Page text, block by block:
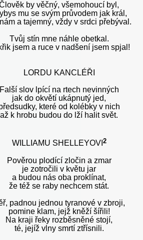
by věčný, všemohoucí byl,
mu se svým průvodem jak král,
a tajemný, vždy v srdci přebýval.
Tvůj stín mne náhle obetkal.
jsem a ruce v nadšení jsem spjal!
LORDU KANCLÉŘI
Falší slov lpící na rtech nevinných
jak do okvětí ukápnutý jed,
které od kolébky v nich
až k hrobu budou do lží halit svět.
WILLIAMU SHELLEYOVI 2
Pověrou plodící zločin a zmar
je zotročili v květu jar
a budou nás oba proklínat,
že též se raby nechcem stát.
padnou jednou tyranové v zbroji,
pomine klam, jejž kněží šířili!
Na kraji řeky rozběsněné stojí,
té, jejíž vlny smrtí ztřísnili.